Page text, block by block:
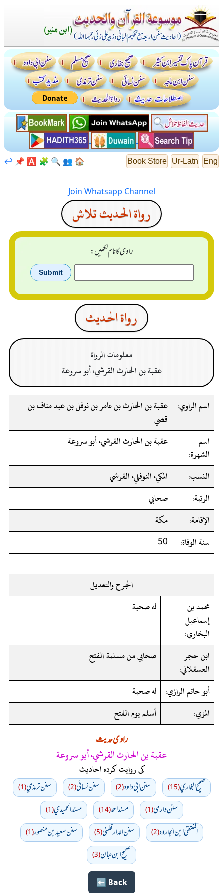
Eng
Ur-Latn
Book Store
🏠
👥
🔍
🧩
🅰️
📌
↩️
Join Whatsapp Channel
رواة الحديث تلاش
راوی کا نام لکھیں:
رواة الحدیث
معلومات الرواة
عقبة بن الحارث القرشي، أبو سروعة
اسم الراوي:
عقبة بن الحارث بن عامر بن نوفل بن عبد مناف بن
قصي
اسم
الشهرة:
عقبة بن الحارث القرشي، أبو سروعة
النسب:
المكي، النوفلي، القرشي
الرتبة:
صحابي
الإقامة:
مكة
سنة الوفاة:
50
الجرح والتعديل
محمد بن
إسماعيل
البخاري:
له صحبة
ابن حجر
العسقلاني:
صحابي من مسلمة الفتح
أبو حاتم الرازي: له صحبة
المزي:
أسلم يوم الفتح
راوی حدیث
عقبة بن الحارث القرشي، أبو سروعة
کی روایت کردہ احادیث
صحيح البخاري(15) سنن ابي داود(2) سنن نسائي(2) سنن ترمذي(1)
سنن دارمي(1) مسند احمد(14) مسند الحميدي(1)
المنتقى ابن الجارود(2) سنن الدارقطني(5) سنن سعید بن منصور(1)
صحیح ابن حبان(3)
Back ⬅️